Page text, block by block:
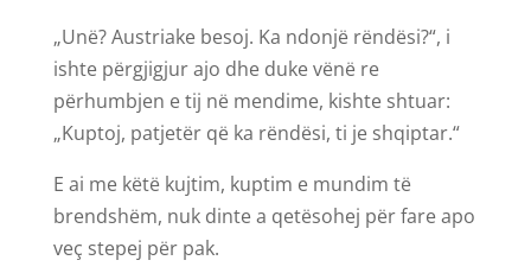
„Unë? Austriake besoj. Ka ndonjë rëndësi?“, i
ishte përgjigjur ajo dhe duke vënë re
përhumbjen e tij në mendime, kishte shtuar:
„Kuptoj, patjetër që ka rëndësi, ti je shqiptar.“
E ai me këtë kujtim, kuptim e mundim të
brendshëm, nuk dinte a qetësohej për fare apo
veç stepej për pak.